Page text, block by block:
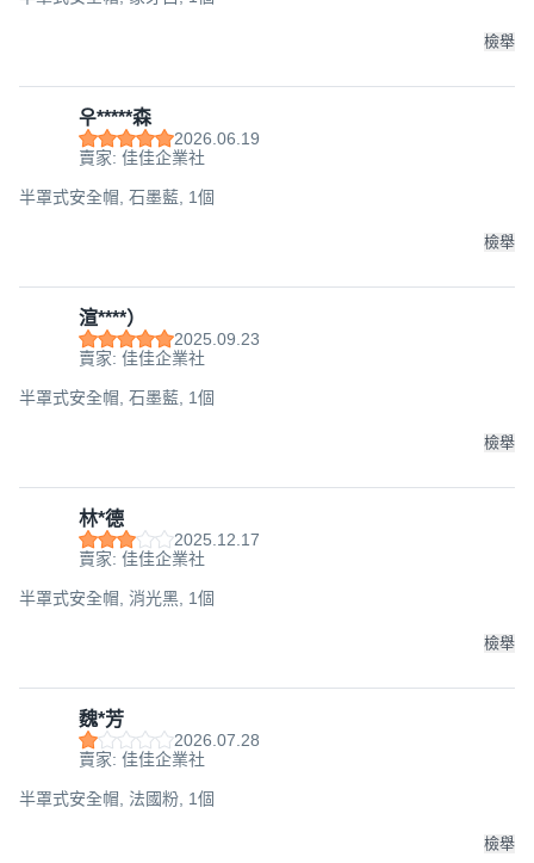
檢舉
우*****森
2026.06.19
賣家: 佳佳企業社
半罩式安全帽, 石墨藍, 1個
檢舉
渲****）
2025.09.23
賣家: 佳佳企業社
半罩式安全帽, 石墨藍, 1個
檢舉
林*德
2025.12.17
賣家: 佳佳企業社
半罩式安全帽, 消光黑, 1個
檢舉
魏*芳
2026.07.28
賣家: 佳佳企業社
半罩式安全帽, 法國粉, 1個
檢舉